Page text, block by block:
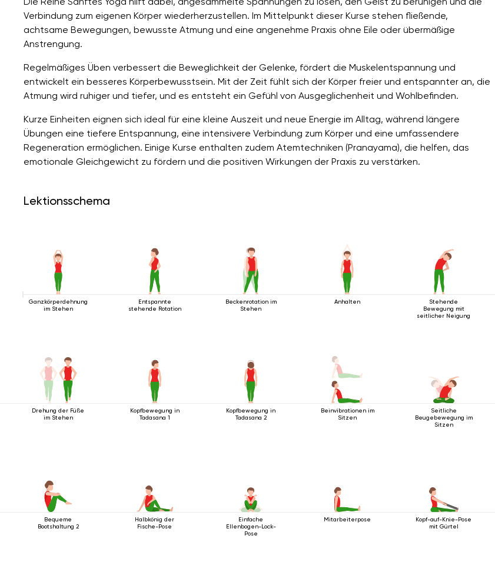
Verbindung zum eigenen Körper wiederherzustellen. Im Mittelpunkt dieser Kurse stehen fließende,
achtsame Bewegungen, bewusste Atmung und eine angenehme Praxis ohne Eile oder übermäßige
Anstrengung.
Regelmäßiges Üben verbessert die Beweglichkeit der Gelenke, fördert die Muskelentspannung und
entwickelt ein besseres Körperbewusstsein. Mit der Zeit fühlt sich der Körper freier und entspannter an, die
Atmung wird ruhiger und tiefer, und es entsteht ein Gefühl von Ausgeglichenheit und Wohlbefinden.
Kurze Einheiten eignen sich ideal für eine kleine Auszeit und neue Energie im Alltag, während längere
Übungen eine tiefere Entspannung, eine intensivere Verbindung zum Körper und eine umfassendere
Regeneration ermöglichen. Einige Kurse enthalten zudem Atemtechniken (Pranayama), die helfen, das
emotionale Gleichgewicht zu fördern und die positiven Wirkungen der Praxis zu verstärken.
Lektionsschema
Ganzkörperdehnung
im Stehen
Entspannte
stehende Rotation
Beckenrotation im
Stehen
Anhalten
Stehende
Bewegung mit
seitlicher Neigung
Drehung der Füße
im Stehen
Kopfbewegung in
Tadasana 1
Kopfbewegung in
Tadasana 2
Beinvibrationen im
Sitzen
Seitliche
Beugebewegung im
Sitzen
Bequeme
Bootshaltung 2
Halbkönig der
Fische-Pose
Einfache
Ellenbogen-Lock-
Pose
Mitarbeiterpose
Kopf-auf-Knie-Pose
mit Gürtel